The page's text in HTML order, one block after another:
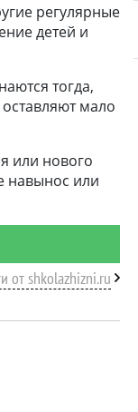
регулярные
детей и
тогда,
мало
или нового
навынос или
от shkolazhizni.ru